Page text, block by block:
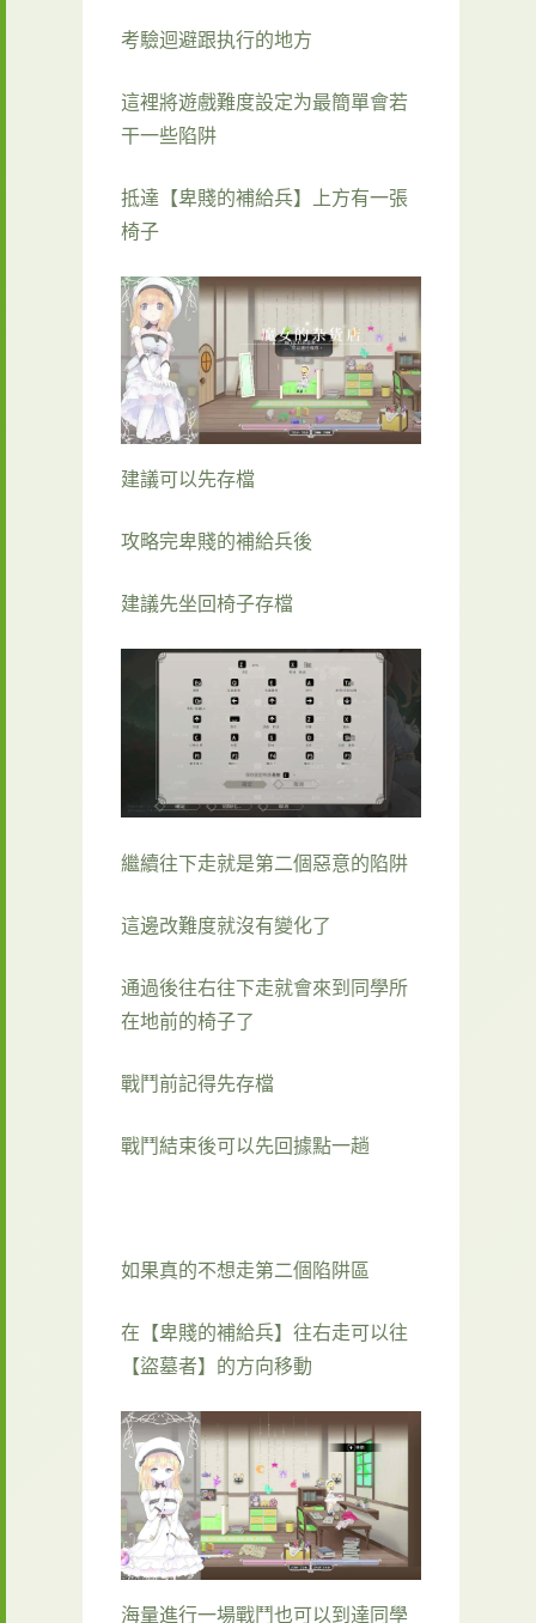
考驗迴避跟执行的地方
這裡將遊戲難度設定为最簡單會若
干一些陷阱
抵達【卑賤的補給兵】上方有一張
椅子
建議可以先存檔
攻略完卑賤的補給兵後
建議先坐回椅子存檔
繼續往下走就是第二個惡意的陷阱
這邊改難度就沒有變化了
通過後往右往下走就會來到同學所
在地前的椅子了
戰鬥前記得先存檔
戰鬥結束後可以先回據點一趟
如果真的不想走第二個陷阱區
在【卑賤的補給兵】往右走可以往
【盜墓者】的方向移動
海量進行一場戰鬥也可以到達同學